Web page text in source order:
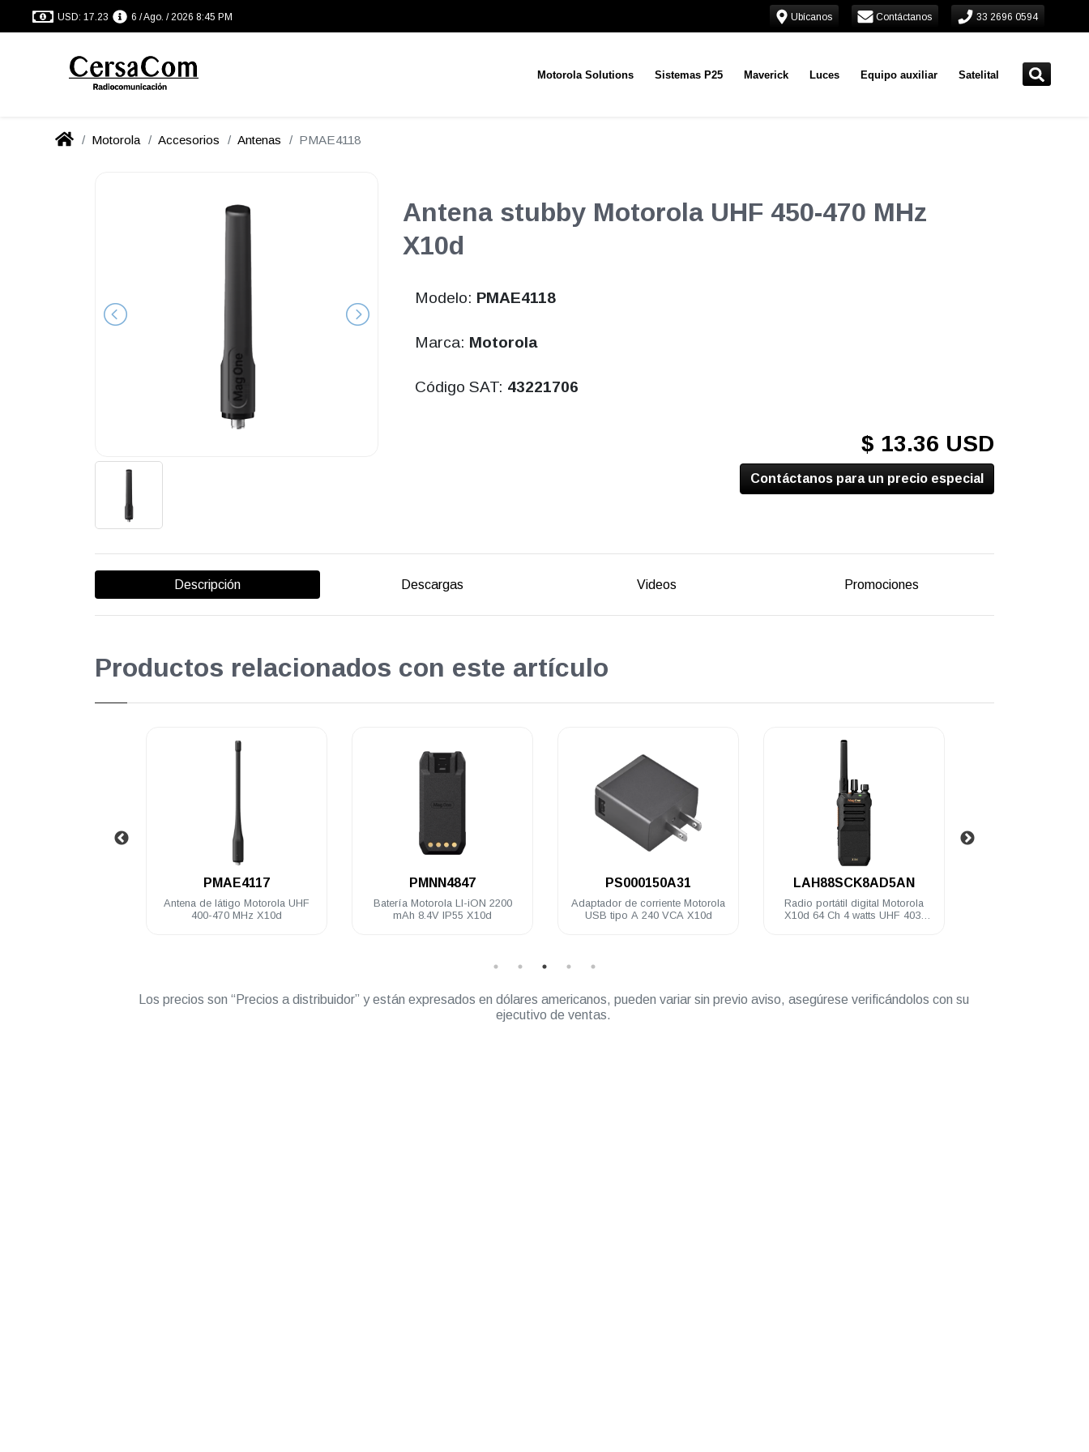
USD: 17.23 6 / Ago. / 2026 8:45 PM Ubícanos Contáctanos 33 2696 0594
Motorola Solutions Sistemas P25 Maverick Luces Equipo auxiliar Satelital
Motorola Accesorios Antenas PMAE4118
Antena stubby Motorola UHF 450-470 MHz
X10d
Modelo: PMAE4118
Marca: Motorola
Código SAT: 43221706
$ 13.36 USD
Contáctanos para un precio especial
Descripción Descargas Videos Promociones
Productos relacionados con este artículo
PMAE4117
Antena de látigo Motorola UHF
400-470 MHz X10d
PMNN4847
Batería Motorola LI-iON 2200
mAh 8.4V IP55 X10d
PS000150A31
Adaptador de corriente Motorola
USB tipo A 240 VCA X10d
LAH88SCK8AD5AN
Radio portátil digital Motorola
X10d 64 Ch 4 watts UHF 403-
Los precios son “Precios a distribuidor” y están expresados en dólares americanos, pueden variar sin previo aviso, asegúrese verificándolos con su
ejecutivo de ventas.